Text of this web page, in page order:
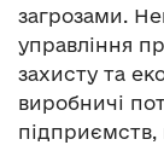
загрозами.
управління
захисту та
виробничі
підприємств,